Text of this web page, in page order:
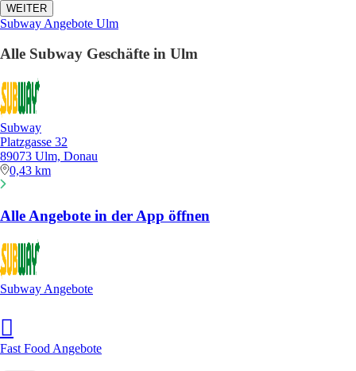
WEITER
Subway Angebote Ulm
Alle Subway Geschäfte in Ulm
Subway
Platzgasse 32
89073 Ulm, Donau
0,43 km
Alle Angebote in der App öffnen
Subway Angebote
Fast Food Angebote